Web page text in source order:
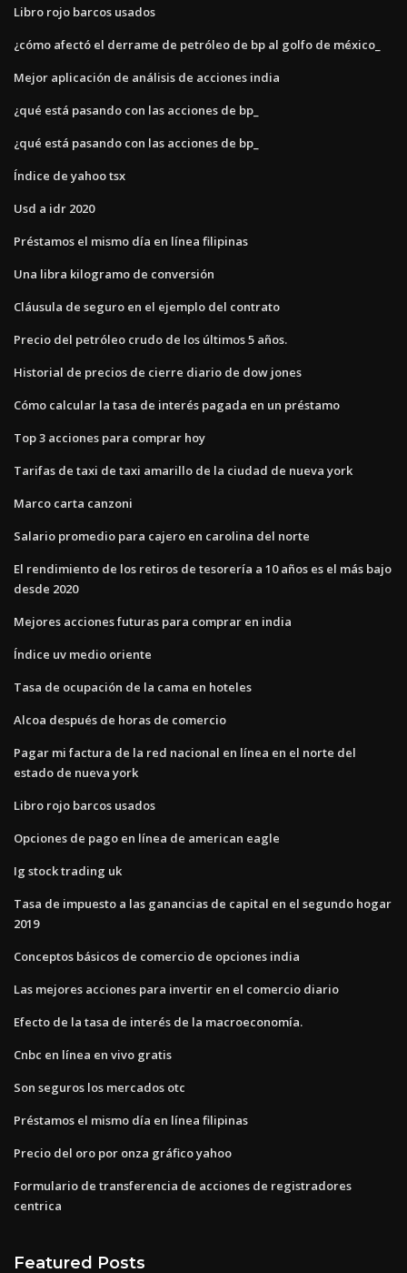
Libro rojo barcos usados
¿cómo afectó el derrame de petróleo de bp al golfo de méxico_
Mejor aplicación de análisis de acciones india
¿qué está pasando con las acciones de bp_
¿qué está pasando con las acciones de bp_
Índice de yahoo tsx
Usd a idr 2020
Préstamos el mismo día en línea filipinas
Una libra kilogramo de conversión
Cláusula de seguro en el ejemplo del contrato
Precio del petróleo crudo de los últimos 5 años.
Historial de precios de cierre diario de dow jones
Cómo calcular la tasa de interés pagada en un préstamo
Top 3 acciones para comprar hoy
Tarifas de taxi de taxi amarillo de la ciudad de nueva york
Marco carta canzoni
Salario promedio para cajero en carolina del norte
El rendimiento de los retiros de tesorería a 10 años es el más bajo
desde 2020
Mejores acciones futuras para comprar en india
Índice uv medio oriente
Tasa de ocupación de la cama en hoteles
Alcoa después de horas de comercio
Pagar mi factura de la red nacional en línea en el norte del
estado de nueva york
Libro rojo barcos usados
Opciones de pago en línea de american eagle
Ig stock trading uk
Tasa de impuesto a las ganancias de capital en el segundo hogar
2019
Conceptos básicos de comercio de opciones india
Las mejores acciones para invertir en el comercio diario
Efecto de la tasa de interés de la macroeconomía.
Cnbc en línea en vivo gratis
Son seguros los mercados otc
Préstamos el mismo día en línea filipinas
Precio del oro por onza gráfico yahoo
Formulario de transferencia de acciones de registradores
centrica
Featured Posts